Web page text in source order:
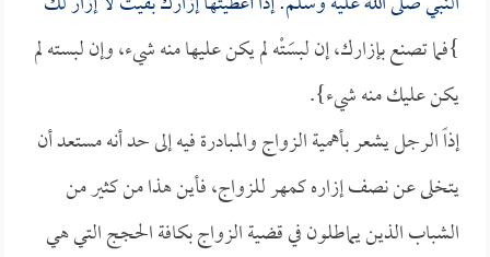
}فما تصنع بإزارك، إن لبسَتْه لم يكن عليها منه شيء، وإن لبسته لم
يكن عليك منه شيء}.
إذاً الرجل يشعر بأهمية الزواج والمبادرة فيه إلى حد أنه مستعد أن
يتخلى عن نصف إزاره كمهر للزواج، فأين هذا من كثير من
الشباب الذين يماطلون في قضية الزواج بكافة الحجج التي هي